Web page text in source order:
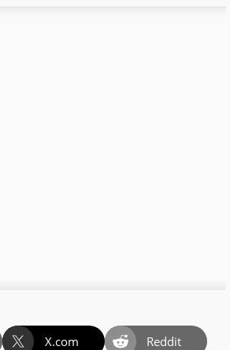
X.com
Reddit